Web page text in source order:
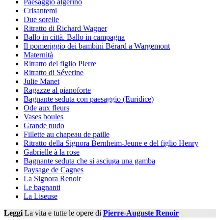
Paesaggio algerino
Crisantemi
Due sorelle
Ritratto di Richard Wagner
Ballo in città. Ballo in campagna
Il pomeriggio dei bambini Bérard a Wargemont
Maternità
Ritratto del figlio Pierre
Ritratto di Séverine
Julie Manet
Ragazze al pianoforte
Bagnante seduta con paesaggio (Euridice)
Ode aux fleurs
Vases boules
Grande nudo
Fillette au chapeau de paille
Ritratto della Signora Bernheim-Jeune e del figlio Henry
Gabrielle à la rose
Bagnante seduta che si asciuga una gamba
Paysage de Cagnes
La Signora Renoir
Le bagnanti
La Liseuse
Leggi La vita e tutte le opere di Pierre-Auguste Renoir